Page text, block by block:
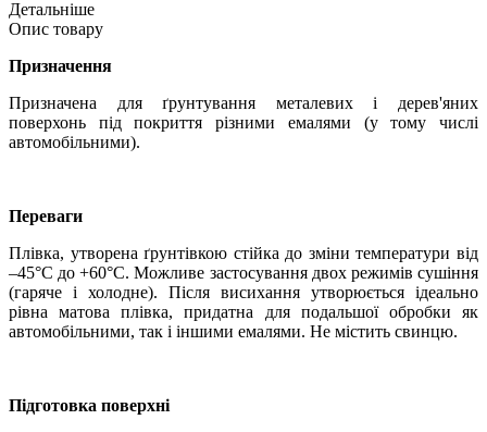
Детальніше
Опис товару
Призначення
Призначена для ґрунтування металевих і дерев'яних
поверхонь під покриття різними емалями (у тому числі
автомобільними).
Переваги
Плівка, утворена ґрунтівкою стійка до зміни температури від
–45°С до +60°С. Можливе застосування двох режимів сушіння
(гаряче і холодне). Після висихання утворюється ідеально
рівна матова плівка, придатна для подальшої обробки як
автомобільними, так і іншими емалями. Не містить свинцю.
Підготовка поверхні